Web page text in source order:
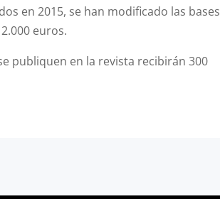
en 2015, se han modificado las bases
euros.
publiquen en la revista recibirán 300